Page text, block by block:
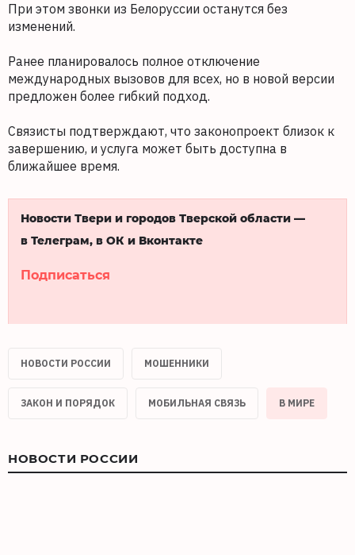
При этом звонки из Белоруссии останутся без
изменений.
Ранее планировалось полное отключение
международных вызовов для всех, но в новой версии
предложен более гибкий подход.
Связисты подтверждают, что законопроект близок к
завершению, и услуга может быть доступна в
ближайшее время.
Новости Твери и городов Тверской области —
в Телеграм, в ОК и Вконтакте
Подписаться
НОВОСТИ РОССИИ МОШЕННИКИ
ЗАКОН И ПОРЯДОК МОБИЛЬНАЯ СВЯЗЬ В МИРЕ
НОВОСТИ РОССИИ